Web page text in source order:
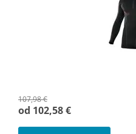
107,98 €
od 102,58 €